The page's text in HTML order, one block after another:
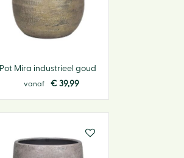
Pot Mira industrieel goud
vanaf € 39,99